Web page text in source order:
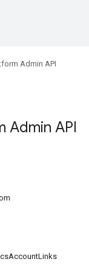
Admin API
Admin API